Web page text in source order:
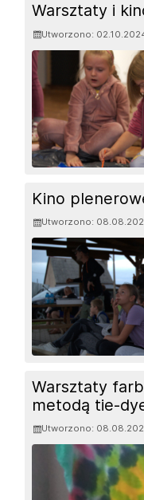
Warsztaty i
Utworzono:
Kino
Utworzono:
Warsztaty
metodą tie-
Utworzono: